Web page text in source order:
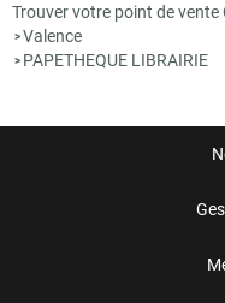
Trouver votre point de vente
>Valence
> PAPETHEQUE LIBRAIRIE